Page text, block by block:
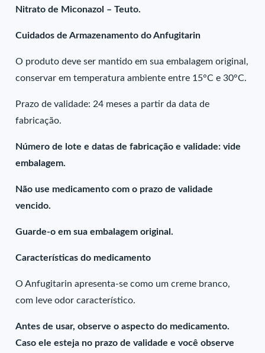
Nitrato de Miconazol – Teuto.
Cuidados de Armazenamento do Anfugitarin
O produto deve ser mantido em sua embalagem original,
conservar em temperatura ambiente entre 15°C e 30°C.
Prazo de validade: 24 meses a partir da data de
fabricação.
Número de lote e datas de fabricação e validade: vide
embalagem.
Não use medicamento com o prazo de validade
vencido.
Guarde-o em sua embalagem original.
Características do medicamento
O Anfugitarin apresenta-se como um creme branco,
com leve odor característico.
Antes de usar, observe o aspecto do medicamento.
Caso ele esteja no prazo de validade e você observe